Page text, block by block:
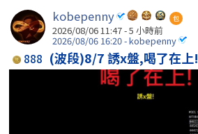
kobepenny 包
2026/08/06 11:47 -5 小時前
2026/08/06 16:20 - kobepenny
888 (波段)8/7 誘x盤,喝了在上!